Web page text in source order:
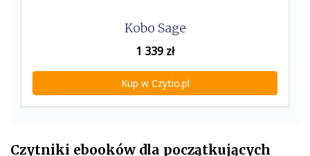
Kobo Sage
1 339 zł
Kup w Czytio.pl
Czytniki ebooków dla początkujących